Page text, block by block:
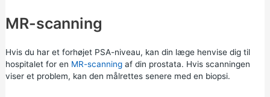
MR-scanning
Hvis du har et forhøjet PSA-niveau, kan din læge henvise dig til
hospitalet for en MR-scanningaf din prostata. Hvis scanningen
viser et problem, kan den målrettes senere med en biopsi.